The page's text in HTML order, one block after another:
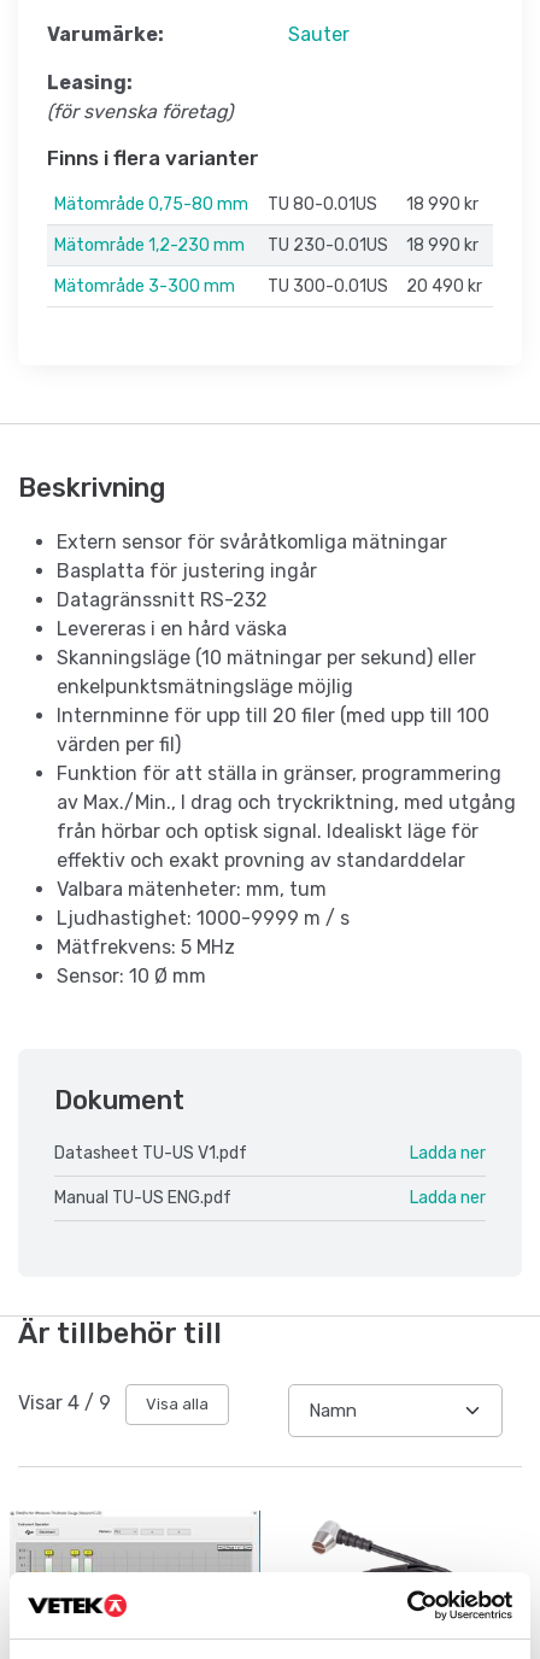
Varumärke: Sauter
Leasing:
(för svenska företag)
Finns i flera varianter
Mätområde 0,75-80 mm TU 80-0.01US
18 990 kr
Mätområde 1,2-230 mm
TU 230-0.01US
18 990 kr
Mätområde 3-300 mm
TU 300-0.01US 20 490 kr
Beskrivning
Extern sensor för svåråtkomliga mätningar
Basplatta för justering ingår
Datagränssnitt RS-232
Levereras i en hård väska
Skanningsläge (10 mätningar per sekund) eller
enkelpunktsmätningsläge möjlig
Internminne för upp till 20 filer (med upp till 100
värden per fil)
Funktion för att ställa in gränser, programmering
av Max./Min., I drag och tryckriktning, med utgång
från hörbar och optisk signal. Idealiskt läge för
effektiv och exakt provning av standarddelar
Valbara mätenheter: mm, tum
Ljudhastighet: 1000-9999 m / s
Mätfrekvens: 5 MHz
Sensor: 10 Ø mm
Dokument
Datasheet TU-US V1.pdf Ladda ner
Manual TU-US ENG.pdf Ladda ner
Är tillbehör till
Visar 4 / 9 Visa alla